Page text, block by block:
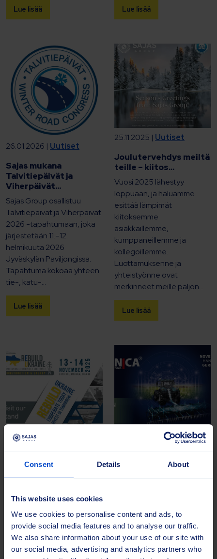
Consent Details About
This website uses cookies
We use cookies to personalise content and ads, to
provide social media features and to analyse our traffic.
We also share information about your use of our site with
our social media, advertising and analytics partners who
Lue lisää Lue lisää
26.01.2026 | Uutiset
Sajas mukana
Talvitiepäivät ja
Viherpäivät...
Sajas Group osallistuu
Talvitiepäivät ja Viherpäivät
2026 -tapahtumaan, joka
järjestetään 11.–12.
helmikuuta 2026
Jyväskylän Paviljongissa.
Tapahtuma kokoaa yhteen
tie-, katu-...
Lue lisää
25.11.2025 | Uutiset
Joulutervehdys meiltä
teille – kiitos...
Vuosi 2025 lähestyy
loppuaan, ja haluamme
esittää lämpimät
kiitoksemme
asiakkaillemme,
kumppaneillemme ja
kollegoillemme.
Luottamuksenne ja
yhteistyönne ovat
merkinneet meille paljon...
Lue lisää
22.10.2025 |
ReBuild Ukraine 2025...
ReBuild Ukraine 2025 -
Ukrainan infrastruktuurin,
teollisuuden ja energia-alan
jälleenrakennusta ja
investointeja käsittelevä
Uutiset
AgriTechnica 2025 -
messuille, maailman
johtaville
maatalouskoneiden ja -
teknologian messuille, jotka